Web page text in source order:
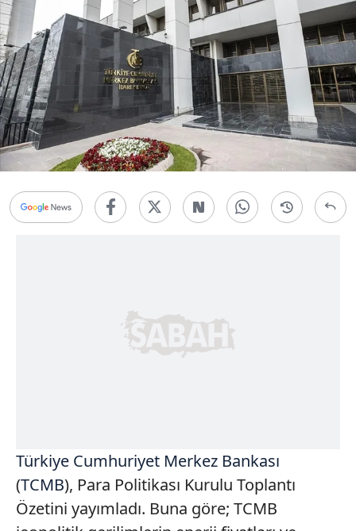
Türkiye Cumhuriyet Merkez Bankası
(TCMB), Para Politikası Kurulu Toplantı
Özetini yayımladı. Buna göre; TCMB